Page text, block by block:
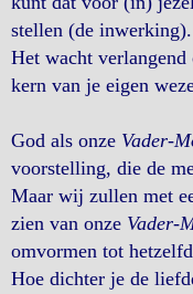
stellen (de
Het wacht
kern van je eigen
God als onze Vader-
voorstelling, die de
Maar wij zullen met
zien van onze Vader-
omvormen tot
Hoe dichter je de